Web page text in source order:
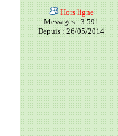
Hors ligne
Messages : 3 591
Depuis : 26/05/2014